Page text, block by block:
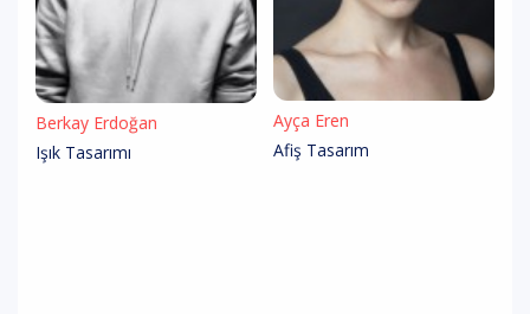
Berkay Erdoğan
Işık Tasarımı
Ayça Eren
Afiş Tasarım